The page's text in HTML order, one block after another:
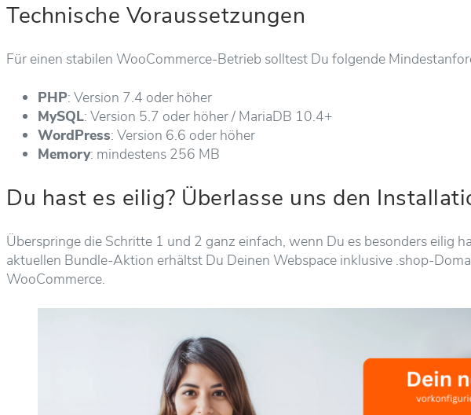
Technische Voraussetzungen
Für einen stabilen WooCommerce-Betrieb solltest Du folgende
PHP: Version 7.4 oder höher
MySQL: Version 5.7 oder höher / MariaDB 10.4+
WordPress: Version 6.6 oder höher
Memory: mindestens 256 MB
Du hast es eilig? Überlasse uns den
Überspringe die Schritte 1 und 2 ganz einfach, wenn Du es besonders eilig
aktuellen Bundle-Aktion erhältst Du Deinen Webspace inklusive .shop-
WooCommerce.